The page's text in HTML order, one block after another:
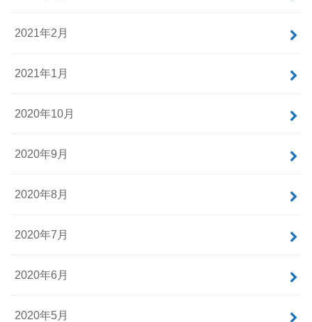
2021年2月
2021年1月
2020年10月
2020年9月
2020年8月
2020年7月
2020年6月
2020年5月